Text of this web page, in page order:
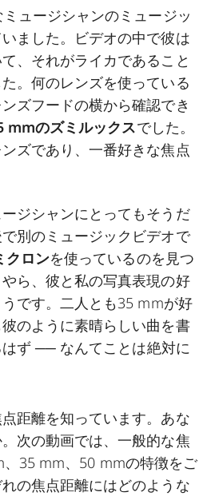
ュージシャンのミュージッ
ました。ビデオの中で彼は
、それがライカであること
。何のレンズを使っている
ズフードの横から確認でき
mmのズミルックスでした。
ズであり、一番好きな焦点
ジシャンにとってもそうだ
別のミュージックビデオで
クロンを使っているのを見つ
ら、彼と私の写真表現の好
です。二人とも35 mmが好
のように素晴らしい曲を書
ず ── なんてことは絶対に
距離を知っています。あな
次の動画では、一般的な焦
35 mm、50 mmの特徴をご
の焦点距離にはどのような